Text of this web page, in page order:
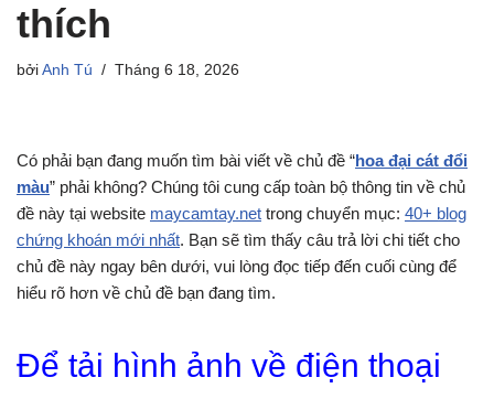
thích
bởi Anh Tú Tháng 6 18, 2026
Có phải bạn đang muốn tìm bài viết về chủ đề “hoa đại cát đổi
màu” phải không? Chúng tôi cung cấp toàn bộ thông tin về chủ
đề này tại website maycamtay.net trong chuyển mục: 40+ blog
chứng khoán mới nhất. Bạn sẽ tìm thấy câu trả lời chi tiết cho
chủ đề này ngay bên dưới, vui lòng đọc tiếp đến cuối cùng để
hiểu rõ hơn về chủ đề bạn đang tìm.
Để tải hình ảnh về điện thoại